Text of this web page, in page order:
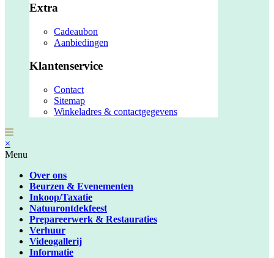
Extra
Cadeaubon
Aanbiedingen
Klantenservice
Contact
Sitemap
Winkeladres & contactgegevens
×
Menu
Over ons
Beurzen & Evenementen
Inkoop/Taxatie
Natuurontdekfeest
Prepareerwerk & Restauraties
Verhuur
Videogallerij
Informatie